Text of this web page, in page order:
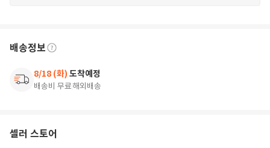
배송정보
8/18 (화) 도착예정
배송비 무료해외배송
셀러 스토어